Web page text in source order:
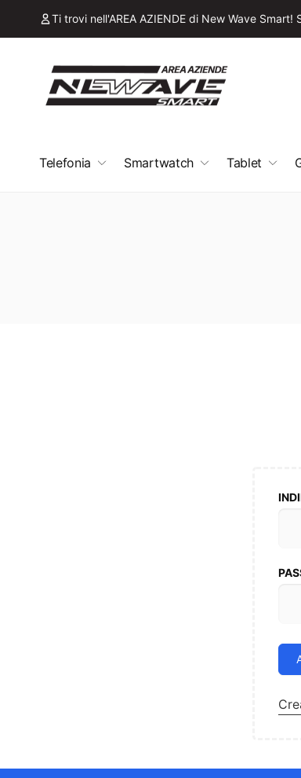
Ti trovi nell'AREA AZIENDE di New Wave
Telefonia Smartwatch Tablet